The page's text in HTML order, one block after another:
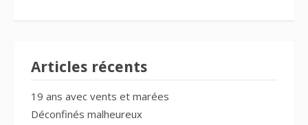
Articles récents
19 ans avec vents et marées
Déconfinés malheureux